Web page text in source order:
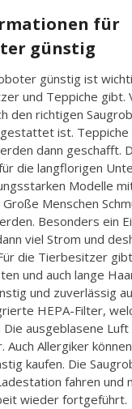
für
günstig
günstig ist
und Teppiche gibt.
den richtigen
ist. Teppiche
dann geschafft.
die langflorigen
Modelle
Menschen
Besonders ein
viel Strom und
die Tierbesitzer
und auch lange
und zuverlässig
HEPA-Filter,
Die ausgeblasene
Auch Allergiker
kaufen. Die
fahren und
wieder fortgeführt.